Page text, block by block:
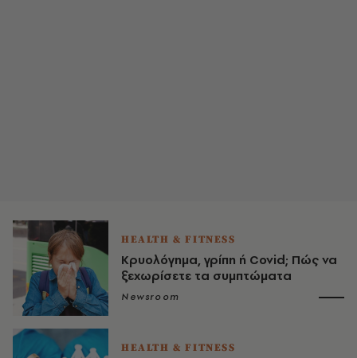
HEALTH & FITNESS
Κρυολόγημα, γρίπη ή Covid; Πώς να
ξεχωρίσετε τα συμπτώματα
Newsroom
HEALTH & FITNESS